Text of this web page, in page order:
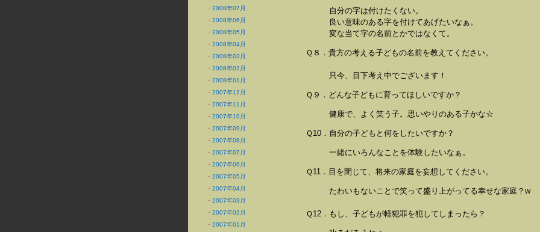
・ 2008年07月
・ 2008年06月
・ 2008年05月
・ 2008年04月
・ 2008年03月
・ 2008年02月
・ 2008年01月
・ 2007年12月
・ 2007年11月
・ 2007年10月
・ 2007年09月
・ 2007年08月
・ 2007年07月
・ 2007年06月
・ 2007年05月
・ 2007年04月
・ 2007年03月
・ 2007年02月
・ 2007年01月
自分の字は付けたくない。
良い意味のある字を付けてあげたいなぁ。
変な当て字の名前とかではなくて。
Ｑ８．貴方の考える子どもの名前を教えてください。
只今、目下考え中でございます！
Ｑ９．どんな子どもに育ってほしいですか？
健康で、よく笑う子。思いやりのある子かな☆
Ｑ10．自分の子どもと何をしたいですか？
一緒にいろんなことを体験したいなぁ。
Ｑ11．目を閉じて、将来の家庭を妄想してください。
たわいもないことで笑って盛り上がってる幸せな家庭？w
Ｑ12．もし、子どもが軽犯罪を犯してしまったら？